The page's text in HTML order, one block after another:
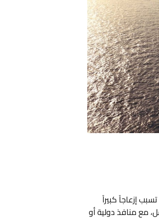
إزعاجاً كبيراً
مع منافذ دولية أو